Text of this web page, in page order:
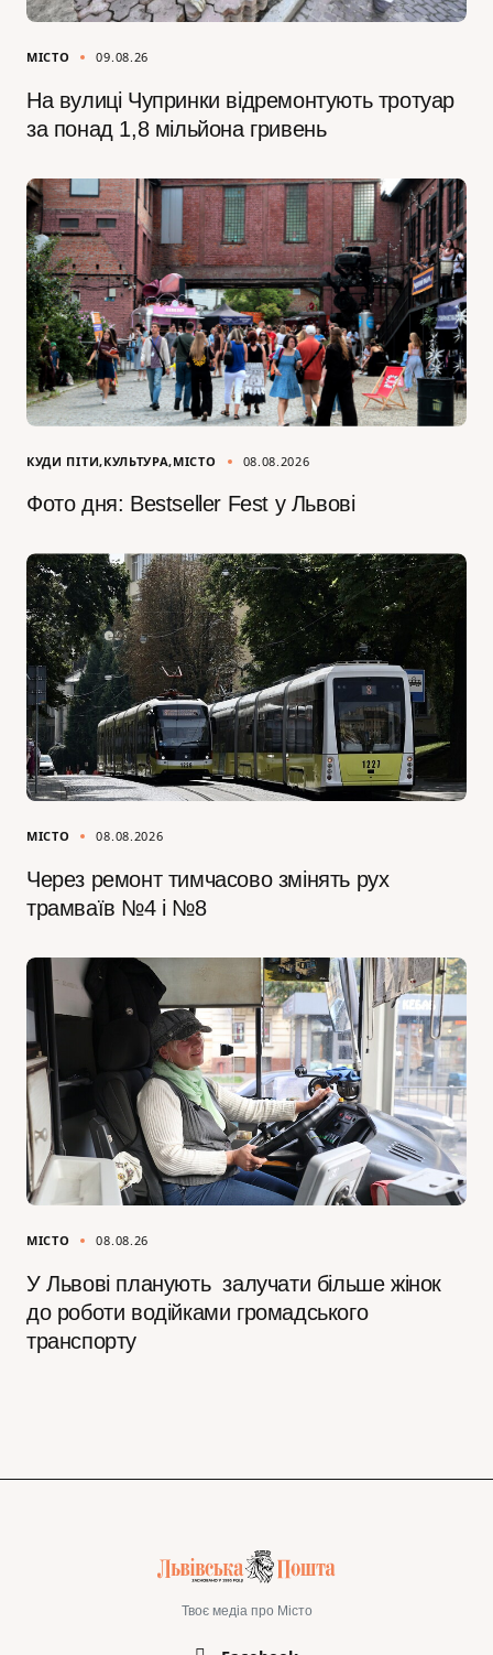
МІСТО 09.08.26
На вулиці Чупринки відремонтують тротуар
за понад 1,8 мільйона гривень
КУДИ ПІТИ КУЛЬТУРА МІСТО 08.08.2026
Фото дня: Bestseller Fest у Львові
МІСТО 08.08.2026
Через ремонт тимчасово змінять рух
трамваїв №4 і №8
МІСТО 08.08.26
У Львові планують залучати більше жінок
до роботи водійками громадського
транспорту
Твоє медіа про Місто